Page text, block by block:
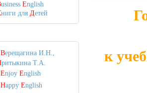
к
usiness English
ниги для Детей
Верещагина И.Н.,
ритыкина Т.А.
Enjoy English
Happy English